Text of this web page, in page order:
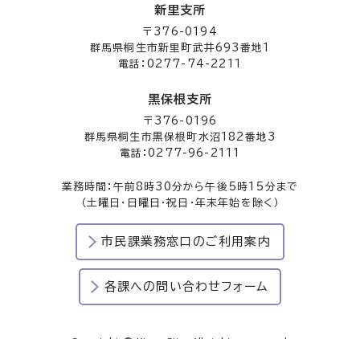
新里支所
〒376-0194
群馬県桐生市新里町武井693番地1
電話：0277-74-2211
黒保根支所
〒376-0196
群馬県桐生市黒保根町水沼182番地3
電話：0277-96-2111
業務時間：午前8時30分から午後5時15分まで
（土曜日・日曜日・祝日・年末年始を除く）
市民課業務窓口のご利用案内
各課への問い合わせフォーム